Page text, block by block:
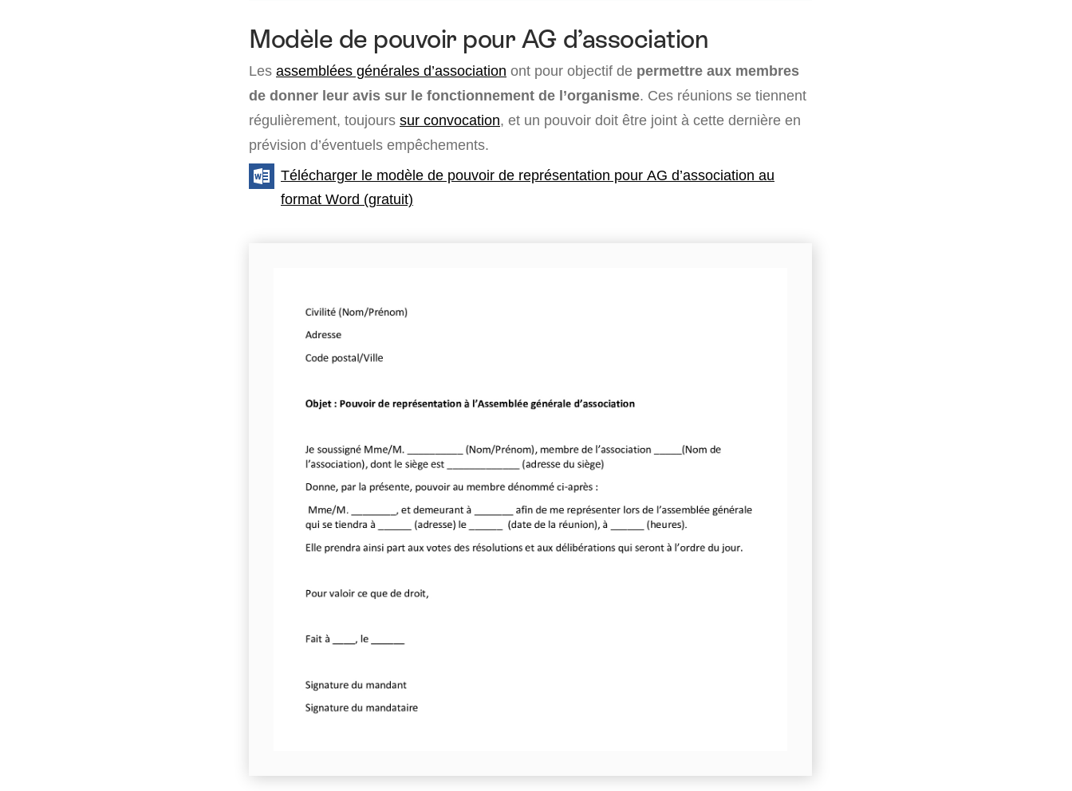
Modèle de pouvoir pour AG d’association
Les assemblées générales d’association ont pour objectif de permettre aux membres
de donner leur avis sur le fonctionnement de l’organisme. Ces réunions se tiennent
régulièrement, toujours sur convocation, et un pouvoir doit être joint à cette dernière en
prévision d’éventuels empêchements.
Télécharger le modèle de pouvoir de représentation pour AG d’association au
format Word (gratuit)